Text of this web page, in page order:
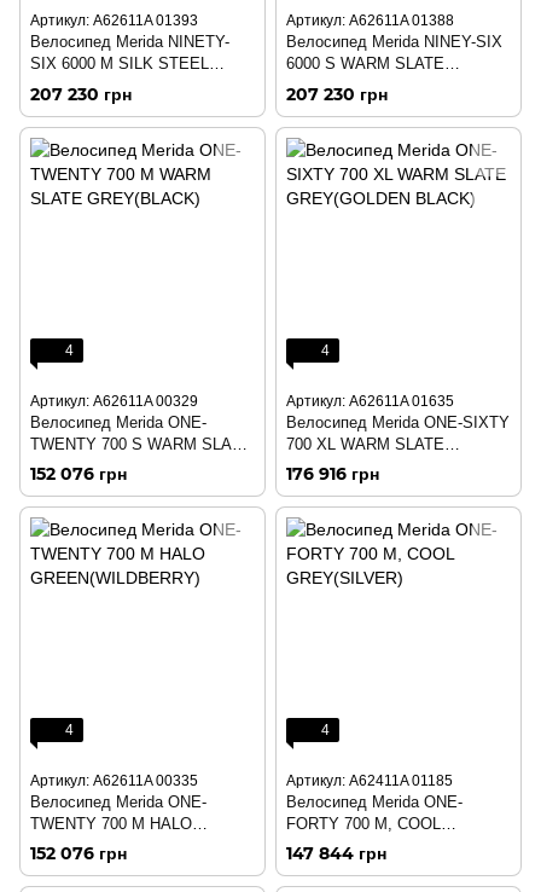
Артикул: A62611A 01393
Велосипед Merida NINETY-
SIX 6000 M SILK STEEL
BLUE(SILVER)
207 230 грн
Артикул: A62611A 01388
Велосипед Merida NINEY-SIX
6000 S WARM SLATE
GREY(SILVER)
207 230 грн
4
Артикул: A62611A 00329
Велосипед Merida ONE-
TWENTY 700 S WARM SLATE
GREY(BLACK)
152 076 грн
4
Артикул: A62611A 01635
Велосипед Merida ONE-SIXTY
700 XL WARM SLATE
GREY(GOLDEN BLACK)
176 916 грн
4
Артикул: A62611A 00335
Велосипед Merida ONE-
TWENTY 700 M HALO
GREEN(WILDBERRY)
152 076 грн
4
Артикул: A62411A 01185
Велосипед Merida ONE-
FORTY 700 M, COOL
GREY(SILVER)
147 844 грн